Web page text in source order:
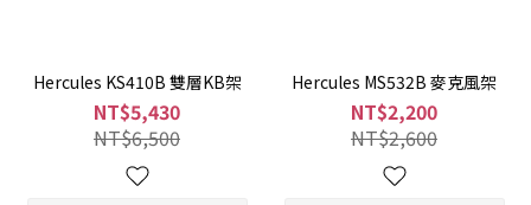
Hercules KS410B 雙層KB架
NT$5,430
NT$6,500
Hercules MS532B 麥克風架
NT$2,200
NT$2,600